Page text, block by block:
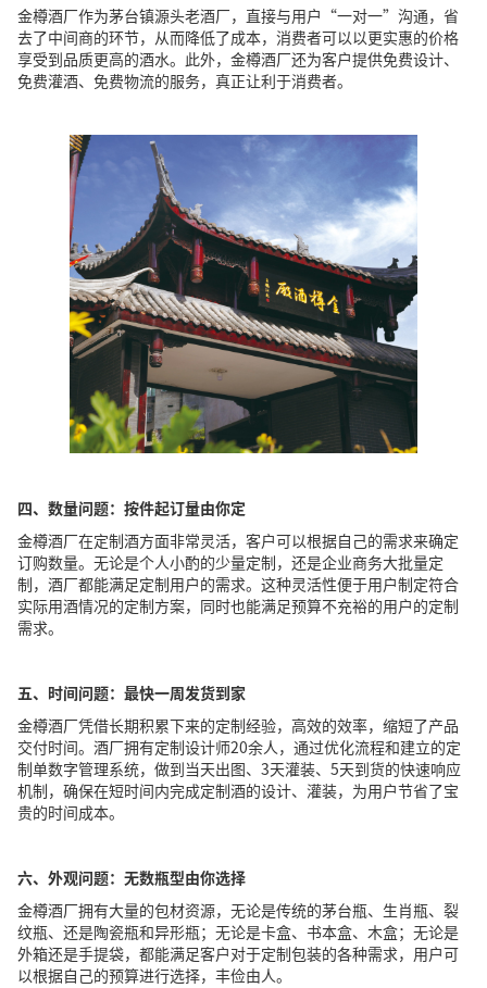
金樽酒厂作为茅台镇源头老酒厂，直接与用户“一对一”沟通，省
去了中间商的环节，从而降低了成本，消费者可以以更实惠的价格
享受到品质更高的酒水。此外，金樽酒厂还为客户提供免费设计、
免费灌酒、免费物流的服务，真正让利于消费者。
四、数量问题： 按件起订量由你定
金樽酒厂在定制酒方面非常灵活，客户可以根据自己的需求来确定
订购数量。无论是个人小酌的少量定制，还是企业商务大批量定
制，酒厂都能满足定制用户的需求。这种灵活性便于用户制定符合
实际用酒情况的定制方案，同时也能满足预算不充裕的用户的定制
需求。
五、时间问题：最快一周发货到家
金樽酒厂凭借长期积累下来的定制经验，高效的效率，缩短了产品
交付时间。酒厂拥有定制设计师20余人，通过优化流程和建立的定
制单数字管理系统，做到当天出图、3天灌装、5天到货的快速响应
机制，确保在短时间内完成定制酒的设计、灌装，为用户节省了宝
贵的时间成本。
六、外观问题：无数瓶型由你选择
金樽酒厂拥有大量的包材资源，无论是传统的茅台瓶、生肖瓶、裂
纹瓶、还是陶瓷瓶和异形瓶；无论是卡盒、书本盒、木盒；无论是
外箱还是手提袋，都能满足客户对于定制包装的各种需求，用户可
以根据自己的预算进行选择，丰俭由人。